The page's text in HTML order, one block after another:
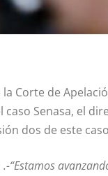
la Corte de
caso Senasa, el
dos de este
“Estamos